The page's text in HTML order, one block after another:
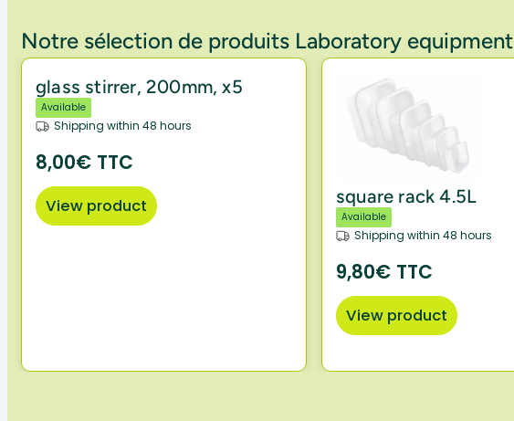
Notre sélection de produits Laboratory equipment
glass stirrer, 200mm, x5
Available
Shipping within 48 hours
8,00€ TTC
View product square rack 4.5L
Available
Shipping within 48 hours
9,80€ TTC
View product